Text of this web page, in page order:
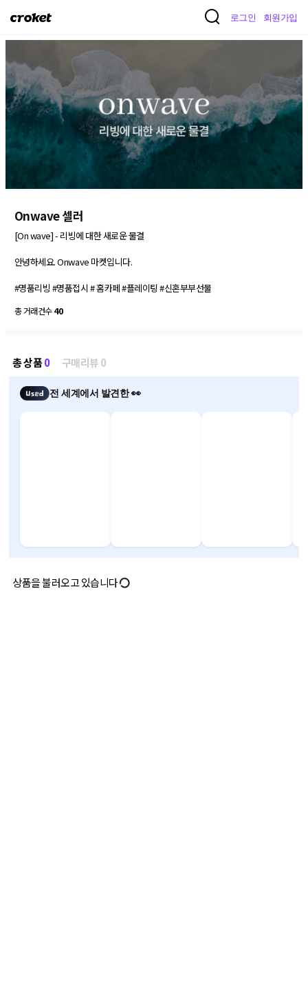
크
로그인 회원가입
Onwave 셀러
[On wave] - 리빙에 대한 새로운 물결
안녕하세요. Onwave 마켓입니다.
#명품리빙 #명품접시 # 홈카페 #플레이팅 #신혼부부선물
총 거래건수40
총 상품0 구매리뷰 0
전 세계에서 발견한 👀
상품을 불러오고 있습니다